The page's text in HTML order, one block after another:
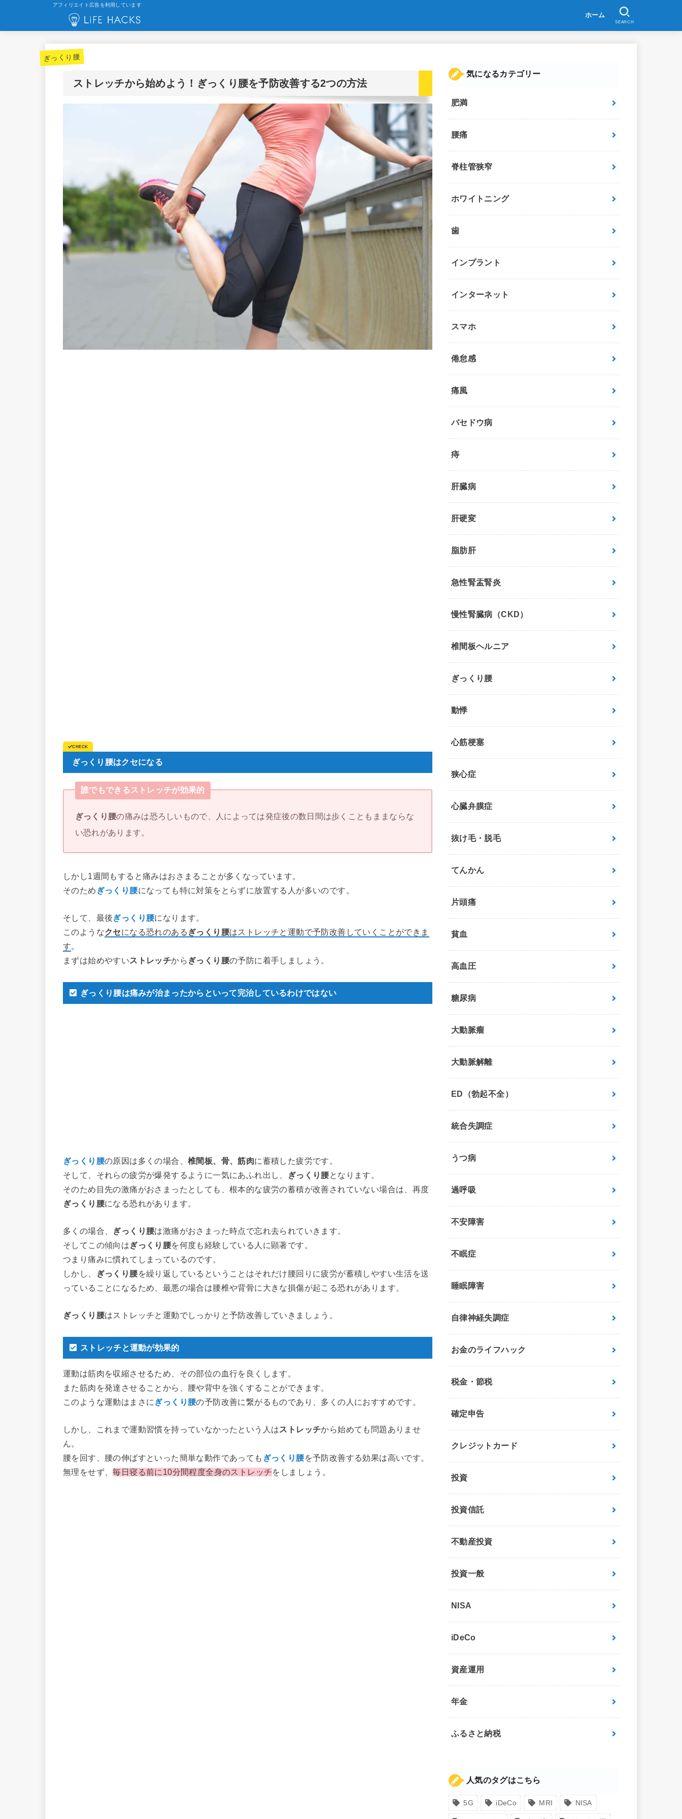
アフィリエイト広告を利用しています
ホーム
SEARCH
ぎっくり腰
ストレッチから始めよう！ぎっくり腰を予防改善する2つの方法
ぎっくり腰はクセになる
誰でもできるストレッチが効果的
ぎっくり腰の痛みは恐ろしいもので、人によっては発症後の数日間は歩くこともままならな
い恐れがあります。
しかし1週間もすると痛みはおさまることが多くなっています。
そのため ぎっくり腰になっても特に対策をとらずに放置する人が多いのです。
そして、最後ぎっくり腰になります。
このようなクセになる恐れのある ぎっくり腰はストレッチと運動で予防改善していくことができま
す。
まずは始めやすいストレッチから ぎっくり腰の予防に着手しましょう。
ぎっくり腰は痛みが治まったからといって完治しているわけではない
ぎっくり腰の原因は多くの場合、 椎間板、骨、筋肉に蓄積した疲労です。
そして、それらの疲労が爆発するように一気にあふれ出し、
ぎっくり腰となります。
そのため目先の激痛がおさまったとしても、根本的な疲労の蓄積が改善されていない場合は、再度
ぎっくり腰になる恐れがあります。
多くの場合、 ぎっくり腰は激痛がおさまった時点で忘れ去られていきます。
そしてこの傾向はぎっくり腰を何度も経験している人に顕著です。
つまり痛みに慣れてしまっているのです。
しかし、
ぎっくり腰を繰り返しているということはそれだけ腰回りに疲労が蓄積しやすい生活を送
っていることになるため、最悪の場合は腰椎や背骨に大きな損傷が起こる恐れがあります。
ぎっくり腰はストレッチと運動でしっかりと予防改善していきましょう。
ストレッチと運動が効果的
運動は筋肉を収縮させるため、その部位の血行を良くします。
また筋肉を発達させることから、腰や背中を強くすることができます。
このような運動はまさにぎっくり腰の予防改善に繋がるものであり、多くの人におすすめです。
しかし、これまで運動習慣を持っていなかったという人はストレッチから始めても問題ありませ
ん。
腰を回す、腰の伸ばすといった簡単な動作であっても ぎっくり腰を予防改善する効果は高いです。
無理をせず、毎日寝る前に10分間程度全身のストレッチをしましょう。
気になるカテゴリー
肥満
腰痛
脊柱管狭窄
ホワイトニング
歯
インプラント
インターネット
スマホ
倦怠感
痛風
バセドウ病
痔
肝臓病
肝硬変
脂肪肝
急性腎盂腎炎
慢性腎臓病（CKD）
椎間板ヘルニア
ぎっくり腰
動悸
心筋梗塞
狭心症
心臓弁膜症
抜け毛・脱毛
てんかん
片頭痛
貧血
高血圧
糖尿病
大動脈瘤
大動脈解離
ED（勃起不全）
統合失調症
うつ病
過呼吸
不安障害
不眠症
睡眠障害
自律神経失調症
お金のライフハック
税金・節税
確定申告
クレジットカード
投資
投資信託
不動産投資
投資一般
NISA
iDeCo
資産運用
年金
ふるさと納税
人気のタグはこちら
5G iDeCo MRI NISA